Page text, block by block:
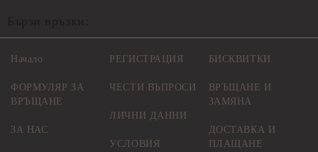
Начало
ФОРМУЛЯР ЗА
ВРЪЩАНЕ
ЗА НАС
РЕГИСТРАЦИЯ
ЧЕСТИ ВЪПРОСИ
ЛИЧНИ ДАННИ
УСЛОВИЯ
БИСКВИТКИ
ВРЪЩАНЕ И
ЗАМЯНА
ДОСТАВКА И
ПЛАЩАНЕ